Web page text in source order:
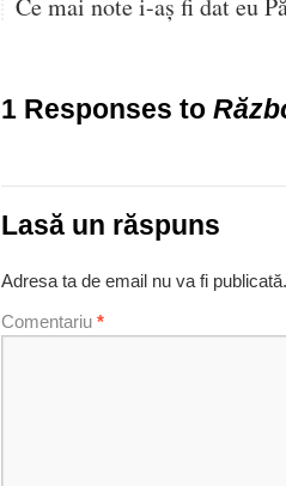
Ce mai note i-aș fi dat eu
1 Responses to
Lasă un răspuns
Adresa ta de email nu va fi publicată.
Comentariu *